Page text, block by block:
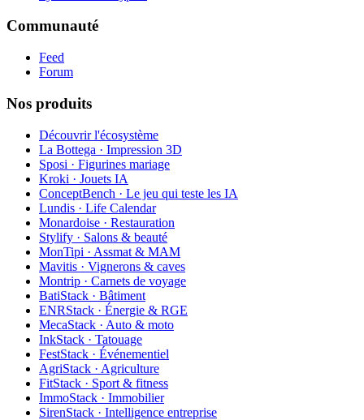
Communauté
Feed
Forum
Nos produits
Découvrir l'écosystème
La Bottega · Impression 3D
Sposi · Figurines mariage
Kroki · Jouets IA
ConceptBench · Le jeu qui teste les IA
Lundis · Life Calendar
Monardoise · Restauration
Stylify · Salons & beauté
MonTipi · Assmat & MAM
Mavitis · Vignerons & caves
Montrip · Carnets de voyage
BatiStack · Bâtiment
ENRStack · Énergie & RGE
MecaStack · Auto & moto
InkStack · Tatouage
FestStack · Événementiel
AgriStack · Agriculture
FitStack · Sport & fitness
ImmoStack · Immobilier
SirenStack · Intelligence entreprise